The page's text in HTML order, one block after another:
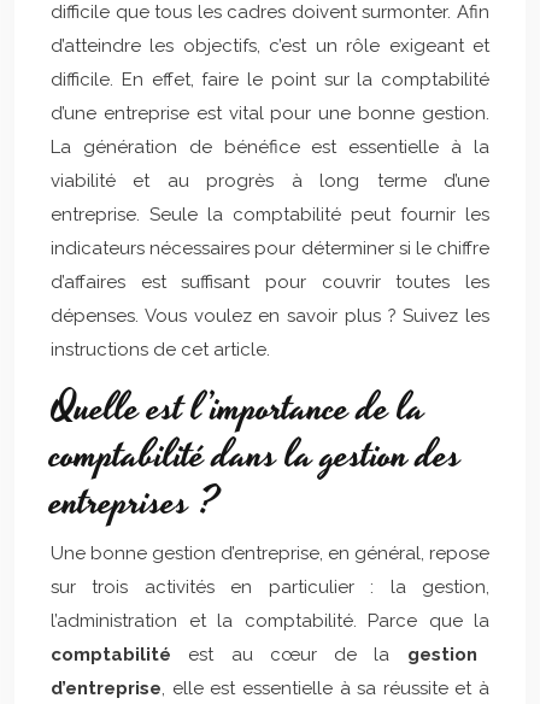
difficile que tous les cadres doivent surmonter. Afin
d’atteindre les objectifs, c’est un rôle exigeant et
difficile. En effet, faire le point sur la comptabilité
d’une entreprise est vital pour une bonne gestion.
La génération de bénéfice est essentielle à la
viabilité et au progrès à long terme d’une
entreprise. Seule la comptabilité peut fournir les
indicateurs nécessaires pour déterminer si le chiffre
d’affaires est suffisant pour couvrir toutes les
dépenses. Vous voulez en savoir plus ? Suivez les
instructions de cet article.
Quelle est l’importance de la
comptabilité dans la gestion des
entreprises ?
Une bonne gestion d’entreprise, en général, repose
sur trois activités en particulier : la gestion,
l’administration et la comptabilité. Parce que la
comptabilité est au cœur de la gestion
d’entreprise, elle est essentielle à sa réussite et à